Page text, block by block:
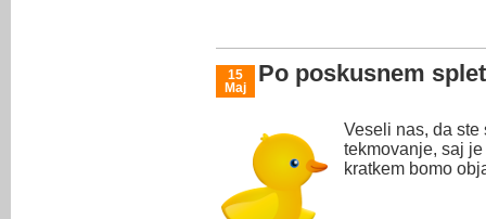
15
Maj
Po poskusnem
Veseli nas, da
tekmovanje, saj
kratkem bomo